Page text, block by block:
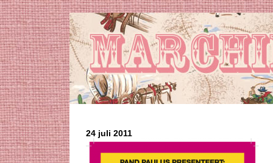
24 juli 2011